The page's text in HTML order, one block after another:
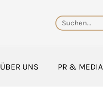
Suche
ÜBER UNS PR & MEDIA